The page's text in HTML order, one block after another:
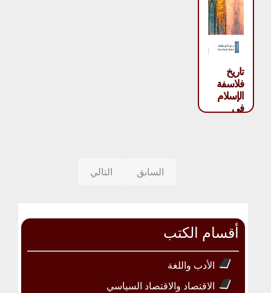
تاريخ
فلاسفة
الإسلام
في
السابق التالي
أقسام الكتب
الأدب واللغة
الاقتصاد والاقتصاد السياسي